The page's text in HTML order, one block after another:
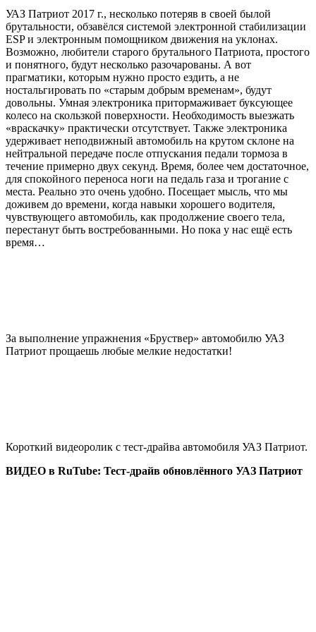
УАЗ Патриот 2017 г., несколько потеряв в своей былой
брутальности, обзавёлся системой электронной стабилизации
ESP и электронным помощником движения на уклонах.
Возможно, любители старого брутального Патриота, простого
и понятного, будут несколько разочарованы. А вот
прагматики, которым нужно просто ездить, а не
ностальгировать по «старым добрым временам», будут
довольны. Умная электроника притормаживает буксующее
колесо на скользкой поверхности. Необходимость выезжать
«враскачку» практически отсутствует. Также электроника
удерживает неподвижный автомобиль на крутом склоне на
нейтральной передаче после отпускания педали тормоза в
течение примерно двух секунд. Время, более чем достаточное,
для спокойного переноса ноги на педаль газа и трогание с
места. Реально это очень удобно. Посещает мысль, что мы
доживем до времени, когда навыки хорошего водителя,
чувствующего автомобиль, как продолжение своего тела,
перестанут быть востребованными. Но пока у нас ещё есть
время…
За выполнение упражнения «Бруствер» автомобилю УАЗ
Патриот прощаешь любые мелкие недостатки!
Короткий видеоролик с тест-драйва автомобиля УАЗ Патриот.
ВИДЕО в RuTube: Тест-драйв обновлённого УАЗ Патриот